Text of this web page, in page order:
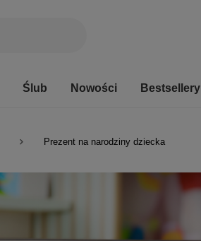
Ślub Nowości Bestsellery
Prezent na narodziny dziecka